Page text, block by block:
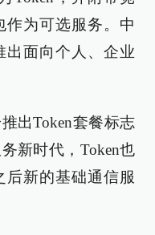
作为可选服务。中
出面向个人、企业
出Token套餐标志
新时代，Token也
后新的基础通信服